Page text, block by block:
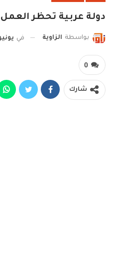
دولة عربية تحظر
بواسطة الزاوية في يونيو 10,
0
شارك